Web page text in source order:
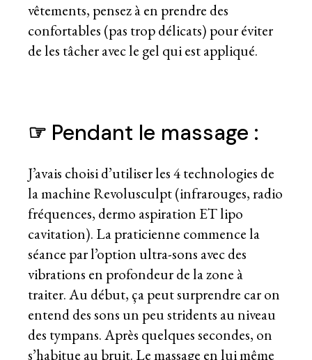
vêtements, pensez à en prendre des
confortables (pas trop délicats) pour éviter
de les tâcher avec le gel qui est appliqué.
☞ Pendant le massage :
J’avais choisi d’utiliser les 4 technologies de
la machine Revolusculpt (infrarouges, radio
fréquences, dermo aspiration ET lipo
cavitation). La praticienne commence la
séance par l’option ultra-sons avec des
vibrations en profondeur de la zone à
traiter. Au début, ça peut surprendre car on
entend des sons un peu stridents au niveau
des tympans. Après quelques secondes, on
s’habitue au bruit. Le massage en lui même